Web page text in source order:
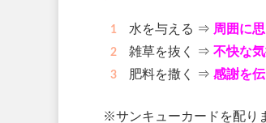
水を与える ⇒ 周囲に
雑草を抜く ⇒ 不快な
肥料を撒く ⇒ 感謝を
※サンキューカードを配り